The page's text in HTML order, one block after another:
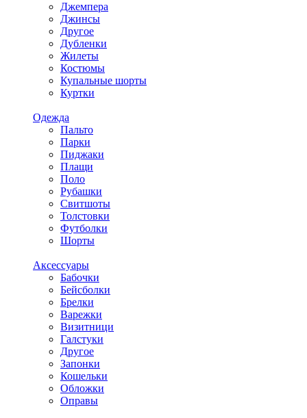
Джемпера
Джинсы
Другое
Дубленки
Жилеты
Костюмы
Купальные шорты
Куртки
Одежда
Пальто
Парки
Пиджаки
Плащи
Поло
Рубашки
Свитшоты
Толстовки
Футболки
Шорты
Аксессуары
Бабочки
Бейсболки
Брелки
Варежки
Визитници
Галстуки
Другое
Запонки
Кошельки
Обложки
Оправы